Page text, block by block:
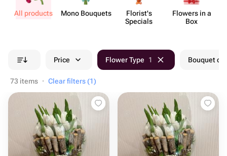
All products Mono Bouquets
Florist's
Specials
Flowers in a
Box
Price Flower Type 1 Bouquet
73 items · Clear filters (1)